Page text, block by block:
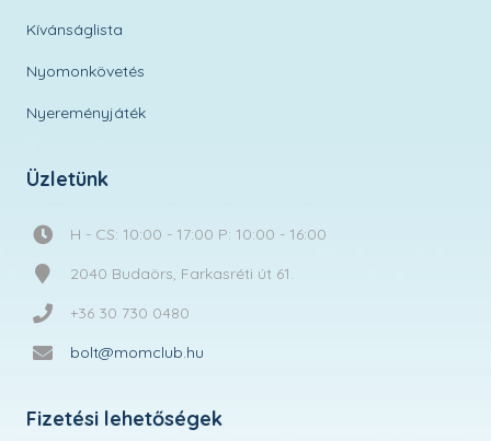
Kívánságlista
Nyomonkövetés
Nyereményjáték
Üzletünk
H - CS: 10:00 - 17:00 P: 10:00 - 16:00
2040 Budaörs, Farkasréti út 61.
+36 30 730 0480
bolt@momclub.hu
Fizetési lehetőségek